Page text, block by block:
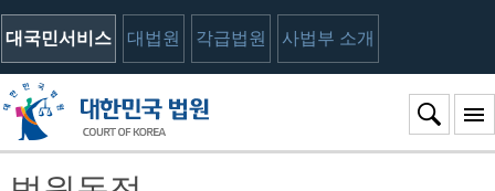
대국민서비스 대법원 각급법원 사법부 소개